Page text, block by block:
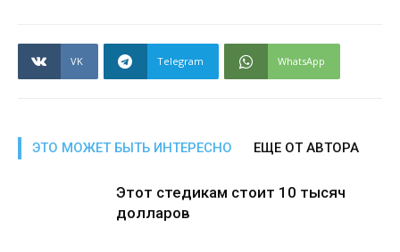
VK Telegram WhatsApp
ЭТО МОЖЕТ БЫТЬ ИНТЕРЕСНО ЕЩЕ ОТ АВТОРА
Этот стедикам стоит 10 тысяч
долларов